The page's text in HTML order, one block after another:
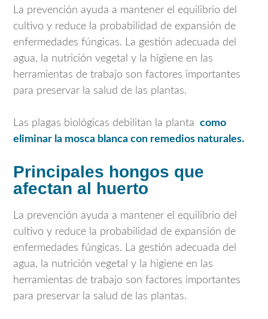
La prevención ayuda a mantener el equilibrio del
cultivo y reduce la probabilidad de expansión de
enfermedades fúngicas. La gestión adecuada del
agua, la nutrición vegetal y la higiene en las
herramientas de trabajo son factores importantes
para preservar la salud de las plantas.
Las plagas biológicas debilitan la planta como
eliminar la mosca blanca con remedios naturales.
Principales hongos que
afectan al huerto
La prevención ayuda a mantener el equilibrio del
cultivo y reduce la probabilidad de expansión de
enfermedades fúngicas. La gestión adecuada del
agua, la nutrición vegetal y la higiene en las
herramientas de trabajo son factores importantes
para preservar la salud de las plantas.